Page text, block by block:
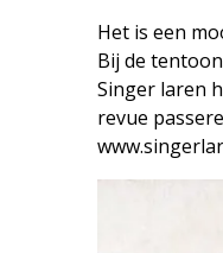
Het is een
Bij de
Singer laren
revue